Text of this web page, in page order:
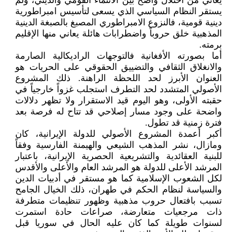
يستقر النظام السياسي الذي يسعى لتأسيس امبراطورية
دينية قومية، فالنزوع الامبراطوري المصبغ بالصبغة الدينية
المذهبية خلق حروباً واضطرابات هائلة يعاني منها الإقليم
برمته.
أما بصورته الأفغانية فالتوجهات الراديكالية الصارمة
والانغلاق الثقافي والتضييق الحقوقي على الحريات هو
العنوان الأبرز لحد اللحظة الراهنة. ذلك المشروع
الأصولي المتشدد لحد التطرف استجلب غزواً خارجياً في
حقبته الأولى، وهو اليوم قيد الاستقرار ولا تظهر دلالات
واضحة على وجود مسار إصلاحي قد تتاح له فرصة بعد
فترة زمنية قد تطول.
أكبر أعمدة المشروع الأصولي للدولة الإيرانية، كان
ومازال، نشر المذهب الشيعي والهيمنة الفارسية وفقاً
للبنية العقائدية والتشريعية الحصرية الإيرانية، باعتبار
المرشد الأعلى للدولة هو المرشد العام والأعلى والأقدس
لكل الشعوب الإسلامية كما هو مستقر في أدبيات الدين
والسياسة لنظام الحكم في طهران، ذلك الخيال الجامح
تسبب بافتعال حروب مذهبية وظهور تنظيمات متطرفة
ذات مرجعيات متعارضة، صراعات حادة استمرت
لسنوات طويلة كما كان عليه الحال في سوريا قبل